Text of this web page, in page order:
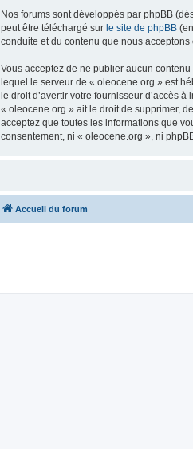
Nos forums sont développés par phpBB
peut être téléchargé sur le site de phpBB
conduite et du contenu que nous
Vous acceptez de ne publier aucun
lequel le serveur de « oleocene.org » est
le droit d’avertir votre fournisseur d’accès
« oleocene.org » ait le droit de supprimer,
acceptez que toutes les informations que
consentement, ni « oleocene.org », ni
Accueil du forum